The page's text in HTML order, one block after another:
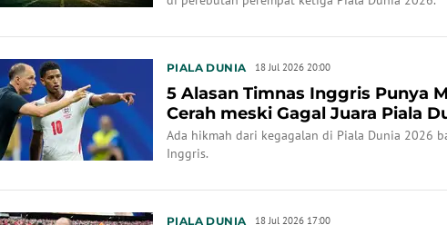
PIALA DUNIA 18 Jul 2026 20:00
5 Alasan Timnas Inggris Punya
Cerah meski Gagal Juara Piala
Ada hikmah dari kegagalan di Piala Dunia 2026
Inggris.
PIALA DUNIA 18 Jul 2026 17:00